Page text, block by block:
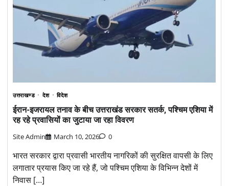
उत्तराखण्ड देश विदेश
ईरान-इजरायल तनाव के बीच उत्तराखंड सरकार सतर्क, पश्चिम एशिया में
रह रहे प्रवासियों का जुटाया जा रहा विवरण
Site Admin March 10, 2026 0
भारत सरकार द्वारा प्रवासी भारतीय नागरिकों की सुरक्षित वापसी के लिए
लगातार प्रयास किए जा रहे हैं, जो पश्चिम एशिया के विभिन्न देशों में
निवास […]